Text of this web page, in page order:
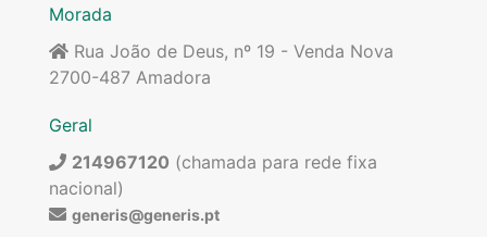
Morada
Rua João de Deus, nº 19 - Venda Nova
2700-487 Amadora
Geral
214967120 (chamada para rede fixa
nacional)
generis@generis.pt